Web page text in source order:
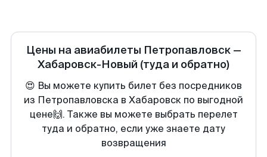
Цены на авиабилеты Петропавловск—
Хабаровск-Новый (туда и обратно)
😍 Вы можете купить билет без посредников
из Петропавловска в Хабаровск по выгодной
цене🙌. Также вы можете выбрать перелет
туда и обратно, если уже знаете дату
возвращения